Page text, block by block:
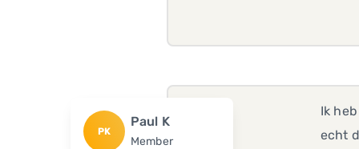
PK
Paul K
Member
Ik
echt